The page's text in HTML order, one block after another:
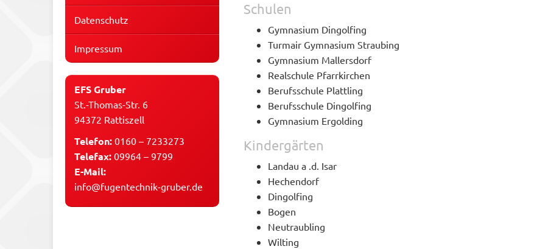
Datenschutz
Impressum
EFS Gruber
St.-Thomas-Str. 6
94372 Rattiszell
Telefon: 0160 – 7233273
Telefax: 09964 – 9799
E-Mail:
info@fugentechnik-gruber.de
Schulen
Gymnasium Dingolfing
Turmair Gymnasium Straubing
Gymnasium Mallersdorf
Realschule Pfarrkirchen
Berufsschule Plattling
Berufsschule Dingolfing
Gymnasium Ergolding
Kindergärten
Landau a .d. Isar
Hechendorf
Dingolfing
Bogen
Neutraubling
Wilting